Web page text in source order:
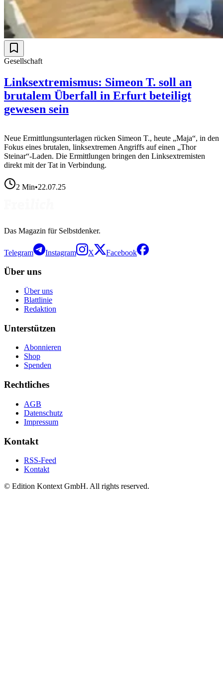
Gesellschaft
Linksextremismus: Simeon T. soll an
brutalem Überfall in Erfurt beteiligt
gewesen sein
Neue Ermittlungsunterlagen rücken Simeon T., heute „Maja“, in den
Fokus eines brutalen, linksextremen Angriffs auf einen „Thor
Steinar“-Laden. Die Ermittlungen bringen den Linksextremisten
direkt mit der Tat in Verbindung.
2 Min•22.07.25
Das Magazin für Selbstdenker.
Telegram Instagram X Facebook
Über uns
Über uns
Blattlinie
Redaktion
Unterstützen
Abonnieren
Shop
Spenden
Rechtliches
AGB
Datenschutz
Impressum
Kontakt
RSS-Feed
Kontakt
© Edition Kontext GmbH. All rights reserved.